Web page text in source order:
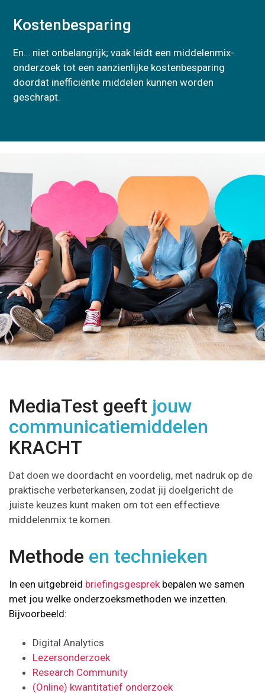
Kostenbesparing
En… niet onbelangrijk; vaak leidt een middelenmix-
onderzoek tot een aanzienlijke kostenbesparing
doordat inefficiënte middelen kunnen worden
geschrapt.
MediaTest geeft jouw
communicatiemiddelen
KRACHT
Dat doen we doordacht en voordelig, met nadruk op de
praktische verbeterkansen, zodat jij doelgericht de
juiste keuzes kunt maken om tot een effectieve
middelenmix te komen.
Methode en technieken
In een uitgebreid briefingsgesprekbepalen we samen
met jou welke onderzoeksmethoden we inzetten.
Bijvoorbeeld:
Digital Analytics
Lezersonderzoek
Research Community
(Online) kwantitatief onderzoek